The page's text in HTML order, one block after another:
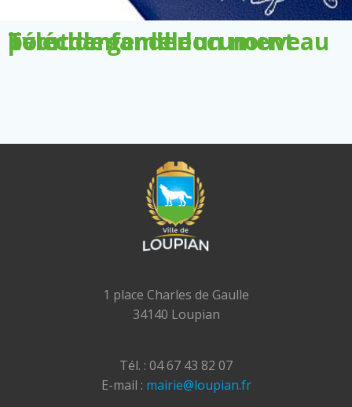
Télécharger le document pour demander un nouveau livret de famille
1 place Charles de Gaulle
34140 Loupian
Tél. : 04 67 43 82 07
E-mail : mairie@loupian.fr